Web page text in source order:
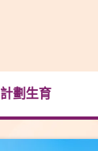
計劃生育